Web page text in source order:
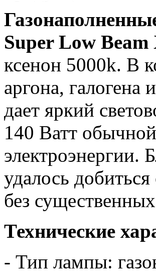
Super Low Beam
ксенон 5000k. В
аргона,
дает яркий
140 Ватт
электроэнергии.
удалось
без
Технические
- Тип лампы: